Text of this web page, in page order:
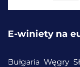
E-winiety na
Bułgaria Węgry